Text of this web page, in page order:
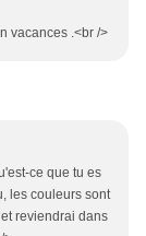
vacances .<br />
ce que tu es
les couleurs sont
reviendrai dans